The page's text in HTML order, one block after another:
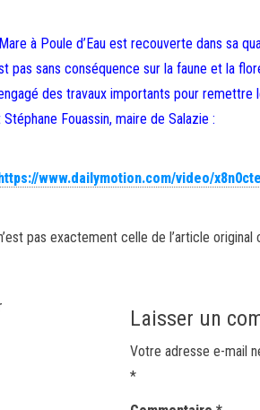
à Poule d’Eau est recouverte dans sa
pas sans conséquence sur la faune et la
des travaux importants pour
Fouassin, maire de Salazie :
www.dailymotion.com/video/x8n0cte
pas exactement celle de l’article
Laisser un
Votre adresse e-mail
*